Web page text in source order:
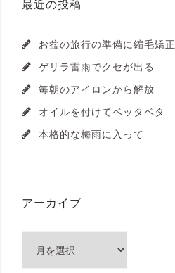
最近の投稿
お盆の旅行の準備に縮毛矯正
ゲリラ雷雨でクセが出る
毎朝のアイロンから解放
オイルを付けてベッタベタ
本格的な梅雨に入って
アーカイブ